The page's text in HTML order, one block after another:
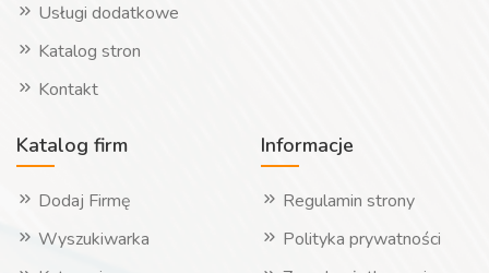
Usługi dodatkowe
Katalog stron
Kontakt
Katalog firm
Dodaj Firmę
Wyszukiwarka
Informacje
Regulamin strony
Polityka prywatności